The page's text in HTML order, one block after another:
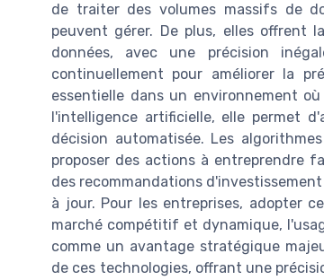
de traiter des volumes massifs de
peuvent gérer. De plus, elles offrent
données, avec une précision
continuellement pour améliorer la
essentielle dans un environnement
l'intelligence artificielle, elle permet
décision automatisée. Les
proposer des actions à entreprendre
des recommandations
à jour. Pour les entreprises, adopter
marché compétitif et dynamique,
comme un avantage stratégique
de ces technologies, offrant une